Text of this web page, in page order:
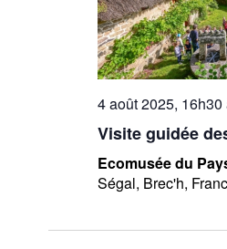
4 août 2025, 16h30
Visite guidée
Ecomusée du
Ségal, Brec'h,